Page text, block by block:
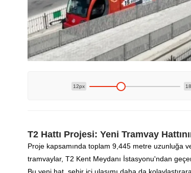
12px
T2 Hattı Projesi: Yeni Tramvay
Proje kapsamında toplam 9,445 metre uzunluğa
tramvaylar, T2 Kent Meydanı İstasyonu'ndan